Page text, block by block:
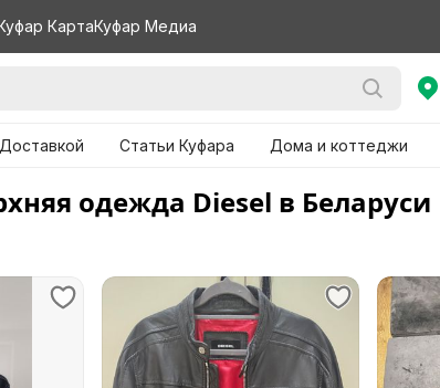
КартаКуфар Медиа
Статьи Куфара Дома и коттеджи
одежда Diesel в Беларуси